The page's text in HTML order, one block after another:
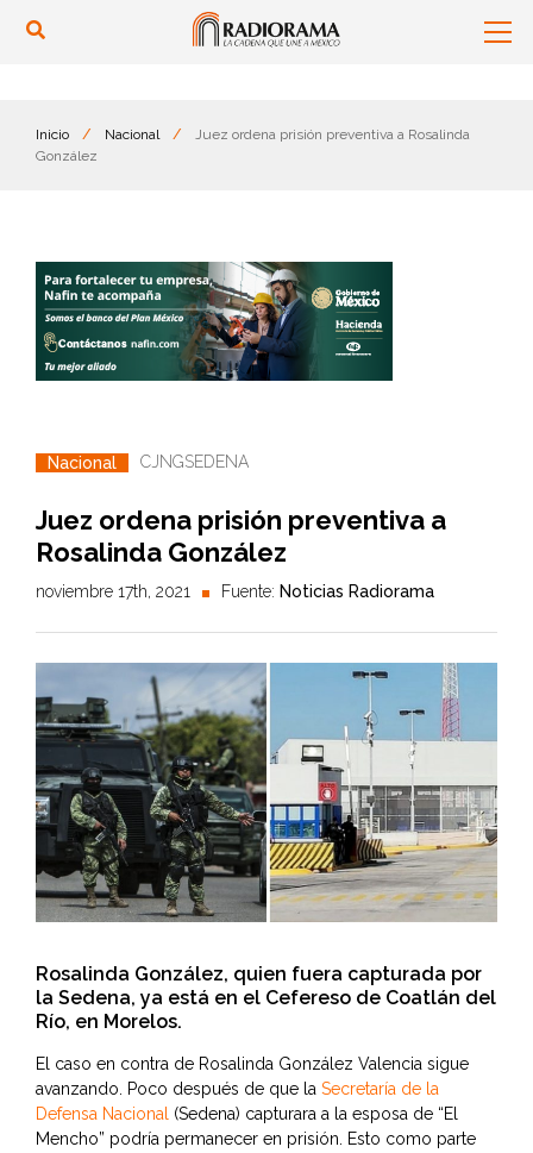
Inicio / Nacional /
Juez ordena prisión preventiva a Rosalinda
González
Nacional CJNGSEDENA
Juez ordena prisión preventiva a
Rosalinda González
noviembre 17th, 2021 Fuente: Noticias Radiorama
Rosalinda González, quien fuera capturada por
la Sedena, ya está en el Cefereso de Coatlán del
Río, en Morelos.
El caso en contra de Rosalinda González Valencia sigue
avanzando. Poco después de que la Secretaría de la
Defensa Nacional (Sedena) capturara a la esposa de “El
Mencho” podría permanecer en prisión. Esto como parte